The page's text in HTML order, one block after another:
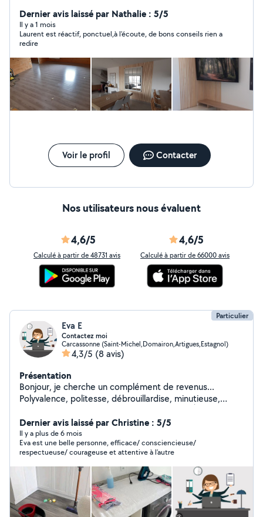
vous lire ou de vous rendre services
cordialement...Laurent
Dernier avis laissé par Nathalie : 5/5
Il y a 1 mois
Laurent est réactif, ponctuel,à l'écoute, de bons conseils rien a
redire
Voir le profil Contacter
Nos utilisateurs nous évaluent
4,6/5
Calculé à partir de 48731 avis
4,6/5
Calculé à partir de 66000 avis
Particulier
Eva E
Contactez moi
Carcassonne (Saint-Michel,Domairon,Artigues,Estagnol)
4,3/5 (8 avis)
Présentation
Bonjour, je cherche un complément de revenus...
Polyvalence, politesse, débrouillardise, minutieuse,
service :) Ps: Le respect mutuel de la vie privée est
primordial
Dernier avis laissé par Christine : 5/5
Il y a plus de 6 mois
Eva est une belle personne, efficace/ consciencieuse/
respectueuse/ courageuse et attentive à l’autre